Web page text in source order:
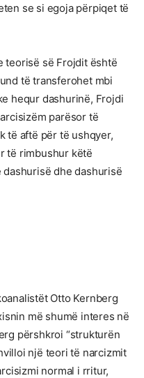
se si egoja përpiqet të
teorisë së Frojdit është
të transferohet mbi
hequr dashurinë, Frojdi
parësor të
të aftë për të ushqyer,
të rimbushur këtë
dashurisë dhe dashurisë
Otto Kernberg
më shumë interes në
përshkroi “strukturën
një teori të narcizmit
normal i rritur,